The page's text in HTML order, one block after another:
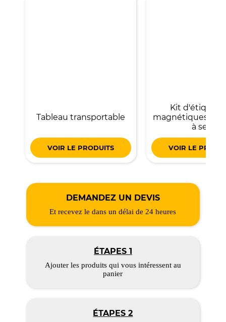
Tableau transportable
VOIR LE PRODUITS
Kit
magnétiques
à sec
VOIR LE
DEMANDEZ UN DEVIS
Et recevez le dans un délai de 24 heures
ÉTAPES 1
Ajouter les produits qui vous intéressent au
panier
ÉTAPES 2